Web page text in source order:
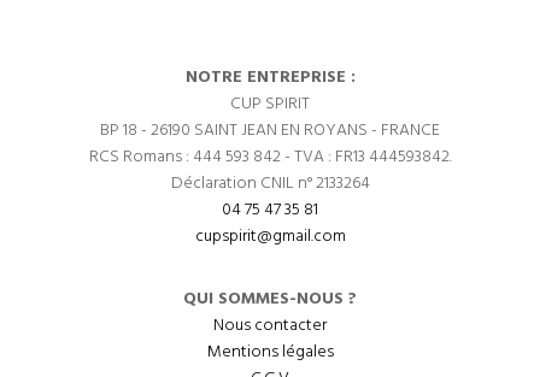
NOTRE ENTREPRISE :
CUP SPIRIT
BP 18 - 26190 SAINT JEAN EN ROYANS - FRANCE
RCS Romans : 444 593 842 - TVA : FR13 444593842.
Déclaration CNIL n° 2133264
04 75 47 35 81
cupspirit@gmail.com
QUI SOMMES-NOUS ?
Nous contacter
Mentions légales